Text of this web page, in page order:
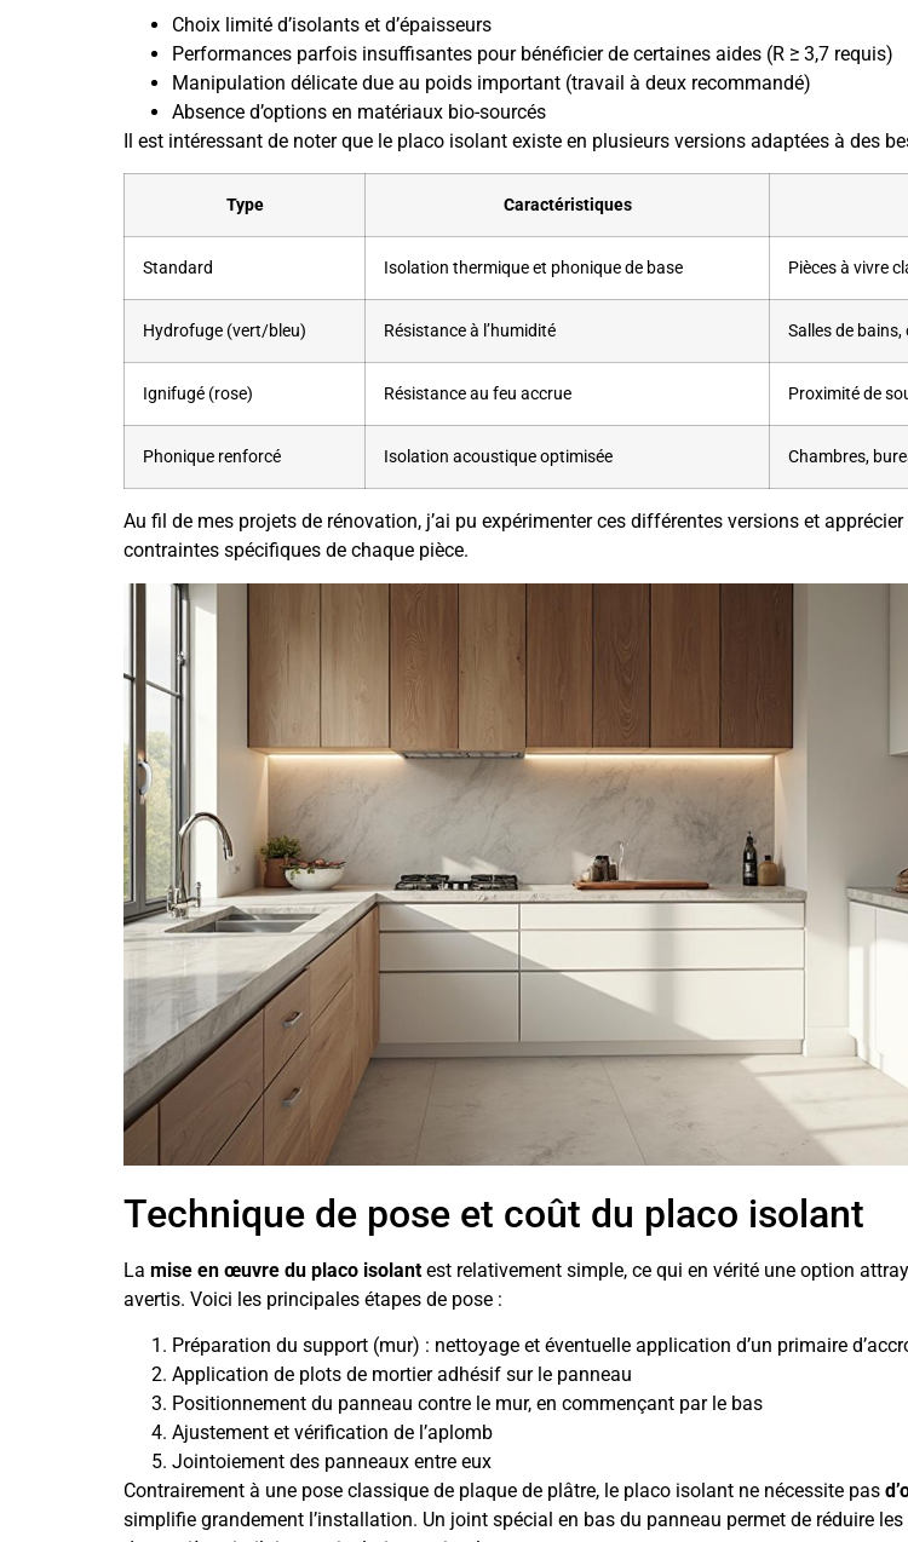
Choix limité d’isolants et d’épaisseurs
Performances parfois insuffisantes pour bénéficier de certaines aides (R ≥ 3,7 requis)
Manipulation délicate due au poids important (travail à deux recommandé)
Absence d’options en matériaux bio-sourcés
Il est intéressant de noter que le placo isolant existe en plusieurs versions adaptées à des
Type Caractéristiques
Standard Isolation thermique et phonique de base Pièces à vivre
Hydrofuge (vert/bleu) Résistance à l’humidité Salles de bains,
Ignifugé (rose) Résistance au feu accrue Proximité de
Phonique renforcé Isolation acoustique optimisée Chambres,
Au fil de mes projets de rénovation, j’ai pu expérimenter ces différentes versions et
contraintes spécifiques de chaque pièce.
Technique de pose et coût du placo isolant
La mise en œuvre du placo isolant est relativement simple, ce qui en vérité une option
avertis. Voici les principales étapes de pose :
Préparation du support (mur) : nettoyage et éventuelle application d’un primaire
Application de plots de mortier adhésif sur le panneau
Positionnement du panneau contre le mur, en commençant par le bas
Ajustement et vérification de l’aplomb
Jointoiement des panneaux entre eux
Contrairement à une pose classique de plaque de plâtre, le placo isolant ne nécessite pas
simplifie grandement l’installation. Un joint spécial en bas du panneau permet de réduire